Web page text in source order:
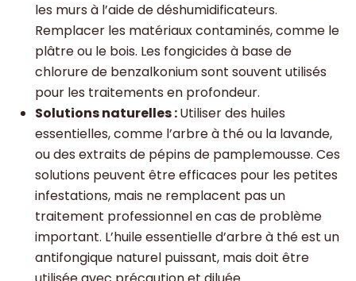
les murs à l’aide de déshumidificateurs.
Remplacer les matériaux contaminés, comme le
plâtre ou le bois. Les fongicides à base de
chlorure de benzalkonium sont souvent utilisés
pour les traitements en profondeur.
Solutions naturelles :Utiliser des huiles
essentielles, comme l’arbre à thé ou la lavande,
ou des extraits de pépins de pamplemousse. Ces
solutions peuvent être efficaces pour les petites
infestations, mais ne remplacent pas un
traitement professionnel en cas de problème
important. L’huile essentielle d’arbre à thé est un
antifongique naturel puissant, mais doit être